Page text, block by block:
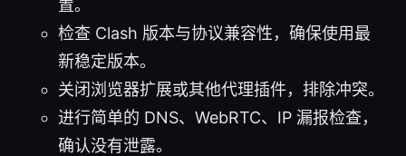
置。
检查 Clash 版本与协议兼容性，确保使用最
新稳定版本。
关闭浏览器扩展或其他代理插件，排除冲突。
进行简单的 DNS、WebRTC、IP 漏报检查，
确认没有泄露。